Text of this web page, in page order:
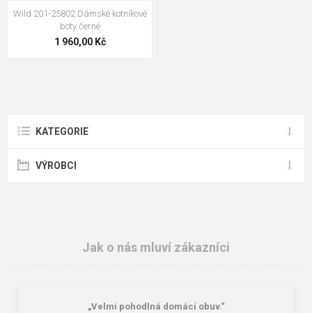
Wild 201-25802 Dámské kotníkové
boty černé
1 960,00 Kč
KATEGORIE
VÝROBCI
Jak o nás mluví zákazníci
„Velmi pohodlná domácí obuv.“